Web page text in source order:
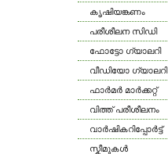
കൃഷിയങ്കണം
പരീശീലന സിഡി
ഫോട്ടോ ഗ്യാലറി
വീഡിയോ ഗ്യാലറി
ഫാര്‍മര്‍ മാര്‍ക്കറ്റ്
വിത്ത് പരീശീലനം
വാര്‍ഷികറിപ്പോര്‍ട്ട്
സ്കീമുകള്‍